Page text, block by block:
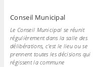
Conseil Municipal
Le Conseil Municipal se réunit
régulièrement dans la salle des
délibérations, c'est le lieu ou se
prennent toutes les décisions qui
régissent la commune